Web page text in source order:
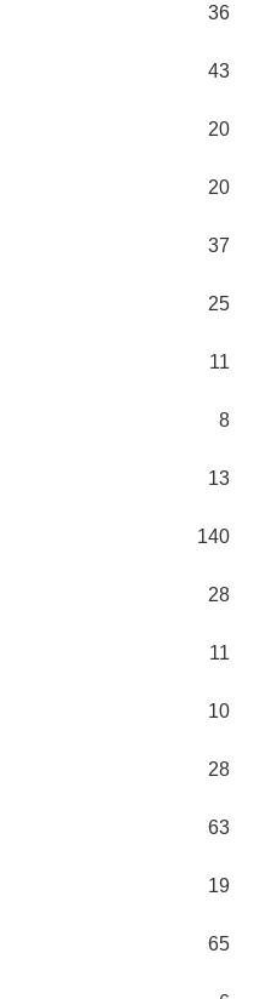
36
43
20
20
37
25
11
8
13
140
28
11
10
28
63
19
65